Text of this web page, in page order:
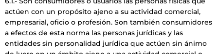
actúen con un propósito ajeno a su actividad comercial,
empresarial, oficio o profesión. Son también consumidores
a efectos de esta norma las personas jurídicas y las
entidades sin personalidad jurídica que actúen sin ánimo